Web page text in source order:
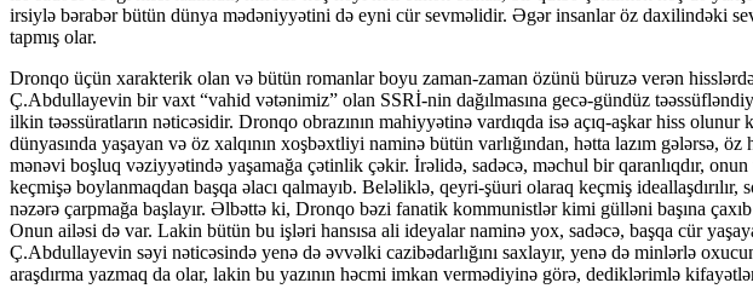
irsiylə bərabər bütün dünya mədəniyyətini də eyni cür sevməlidir. Əgər insanlar öz daxilindəki
tapmış olar.
Dronqo üçün xarakterik olan və bütün romanlar boyu zaman-zaman özünü büruzə verən
Ç.Abdullayevin bir vaxt “vahid vətənimiz” olan SSRİ-nin dağılmasına gecə-gündüz
ilkin təəssüratların nəticəsidir. Dronqo obrazının mahiyyətinə vardıqda isə açıq-aşkar hiss
dünyasında yaşayan və öz xalqının xoşbəxtliyi naminə bütün varlığından, hətta lazım gələrsə,
mənəvi boşluq vəziyyətində yaşamağa çətinlik çəkir. İrəlidə, sadəcə, məchul bir qaranlıqdır,
keçmişə boylanmaqdan başqa əlacı qalmayıb. Beləliklə, qeyri-şüuri olaraq keçmiş
nəzərə çarpmağa başlayır. Əlbəttə ki, Dronqo bəzi fanatik kommunistlər kimi gülləni başına
Onun ailəsi də var. Lakin bütün bu işləri hansısa ali ideyalar naminə yox, sadəcə, başqa cür
Ç.Abdullayevin səyi nəticəsində yenə də əvvəlki cazibədarlığını saxlayır, yenə də minlərlə
araşdırma yazmaq da olar, lakin bu yazının həcmi imkan vermədiyinə görə, dediklərimlə